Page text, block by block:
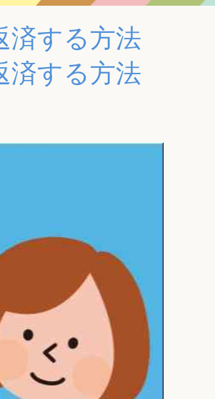
済する方法
済する方法